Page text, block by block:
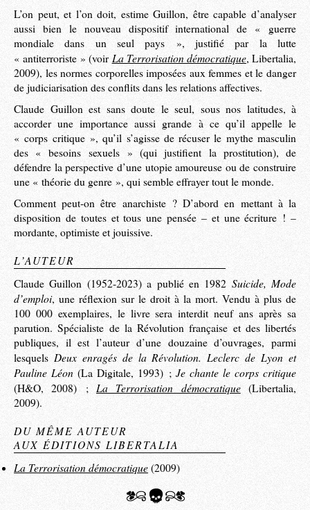
L’on peut, et l’on doit, estime Guillon, être capable d’analyser
aussi bien le nouveau dispositif international de « guerre
mondiale dans un seul pays », justifié par la lutte
« antiterroriste » (voir La Terrorisation démocratique, Libertalia,
2009), les normes corporelles imposées aux femmes et le danger
de judiciarisation des conflits dans les relations affectives.
Claude Guillon est sans doute le seul, sous nos latitudes, à
accorder une importance aussi grande à ce qu’il appelle le
« corps critique », qu’il s’agisse de récuser le mythe masculin
des « besoins sexuels » (qui justifient la prostitution), de
défendre la perspective d’une utopie amoureuse ou de construire
une « théorie du genre », qui semble effrayer tout le monde.
Comment peut-on être anarchiste ? D’abord en mettant à la
disposition de toutes et tous une pensée – et une écriture ! –
mordante, optimiste et jouissive.
L’AUTEUR
Claude Guillon (1952-2023) a publié en 1982 Suicide, Mode
d’emploi, une réflexion sur le droit à la mort. Vendu à plus de
100 000 exemplaires, le livre sera interdit neuf ans après sa
parution. Spécialiste de la Révolution française et des libertés
publiques, il est l’auteur d’une douzaine d’ouvrages, parmi
lesquels Deux enragés de la Révolution. Leclerc de Lyon et
Pauline Léon (La Digitale, 1993) ; Je chante le corps critique
(H&O, 2008) ; La Terrorisation démocratique(Libertalia,
2009).
DU MÊME AUTEUR
AUX ÉDITIONS LIBERTALIA
La Terrorisation démocratique (2009)